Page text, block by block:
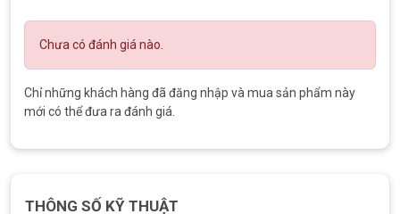
Kết nối mạnh mẽ với:
Cổng sạc chuyên dụng
Lưu trữ và sạc Surface Slim Pen 2 tích hợp (Surface Slim
Wi-Fi 6 nhanh, đáng tin cậy
Chưa có đánh giá nào.
Chỉ những khách hàng đã đăng nhập và mua sản phẩm này
mới có thể đưa ra đánh giá.
THÔNG SỐ KỸ THUẬT